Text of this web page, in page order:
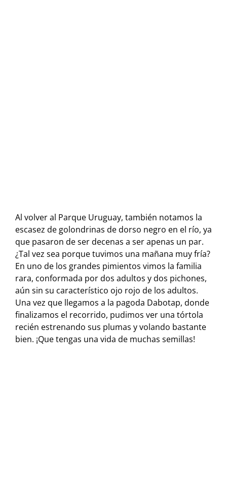
Al volver al Parque Uruguay, también notamos la
escasez de golondrinas de dorso negro en el río, ya
que pasaron de ser decenas a ser apenas un par.
¿Tal vez sea porque tuvimos una mañana muy fría?
En uno de los grandes pimientos vimos la familia
rara, conformada por dos adultos y dos pichones,
aún sin su característico ojo rojo de los adultos.
Una vez que llegamos a la pagoda Dabotap, donde
finalizamos el recorrido, pudimos ver una tórtola
recién estrenando sus plumas y volando bastante
bien. ¡Que tengas una vida de muchas semillas!